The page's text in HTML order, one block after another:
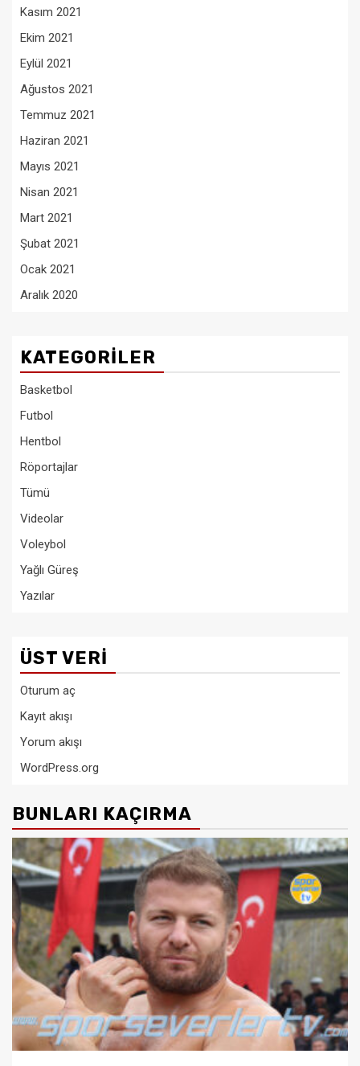
Kasım 2021
Ekim 2021
Eylül 2021
Ağustos 2021
Temmuz 2021
Haziran 2021
Mayıs 2021
Nisan 2021
Mart 2021
Şubat 2021
Ocak 2021
Aralık 2020
KATEGORILER
Basketbol
Futbol
Hentbol
Röportajlar
Tümü
Videolar
Voleybol
Yağlı Güreş
Yazılar
ÜST VERI
Oturum aç
Kayıt akışı
Yorum akışı
WordPress.org
BUNLARI KAÇIRMA